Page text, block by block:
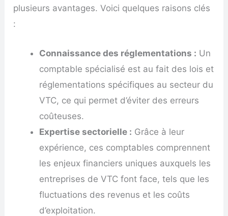
plusieurs avantages. Voici quelques raisons clés
:
Connaissance des réglementations : Un
comptable spécialisé est au fait des lois et
réglementations spécifiques au secteur du
VTC, ce qui permet d’éviter des erreurs
coûteuses.
Expertise sectorielle : Grâce à leur
expérience, ces comptables comprennent
les enjeux financiers uniques auxquels les
entreprises de VTC font face, tels que les
fluctuations des revenus et les coûts
d’exploitation.